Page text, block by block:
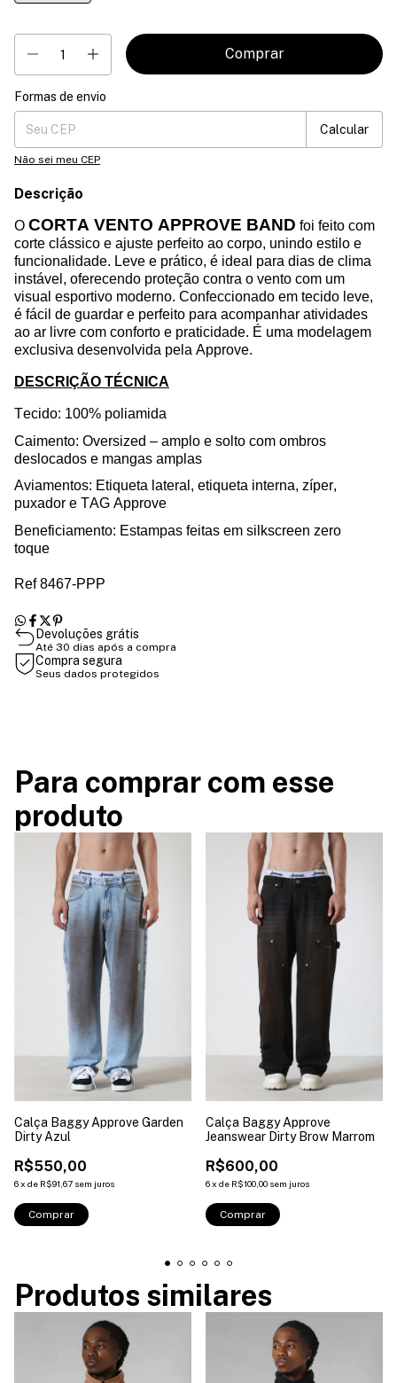
Entregas para o CEP:
Formas de envio
Calcular
Não sei meu CEP
Descrição
O CORTA VENTO APPROVE BAND foi feito com
corte clássico e ajuste perfeito ao corpo, unindo estilo e
funcionalidade. Leve e prático, é ideal para dias de clima
instável, oferecendo proteção contra o vento com um
visual esportivo moderno. Confeccionado em tecido leve,
é fácil de guardar e perfeito para acompanhar atividades
ao ar livre com conforto e praticidade. É uma modelagem
exclusiva desenvolvida pela Approve.
DESCRIÇÃO TÉCNICA
Tecido: 100% poliamida
Caimento: Oversized – amplo e solto com ombros
deslocados e mangas amplas
Aviamentos: Etiqueta lateral, etiqueta interna, zíper,
puxador e TAG Approve
Beneficiamento: Estampas feitas em silkscreen zero
toque
Ref 8467-PPP
Devoluções grátis
Até 30 dias após a compra
Compra segura
Seus dados protegidos
Para comprar com esse
produto
Calça Baggy Approve Garden
Dirty Azul
R$550,00
6x de R$91,67 sem juros
Comprar
Calça Baggy Approve
Jeanswear Dirty Brow Marrom
R$600,00
6x de R$100,00 sem juros
Comprar
Produtos similares